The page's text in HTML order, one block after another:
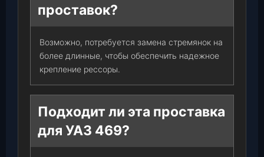
проставок?
Возможно, потребуется замена стремянок на
более длинные, чтобы обеспечить надежное
крепление рессоры.
Подходит ли эта проставка
для УАЗ 469?